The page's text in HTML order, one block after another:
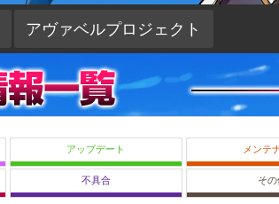
アヴァベルプロジェクト
アップデート メンテ
不具合 その